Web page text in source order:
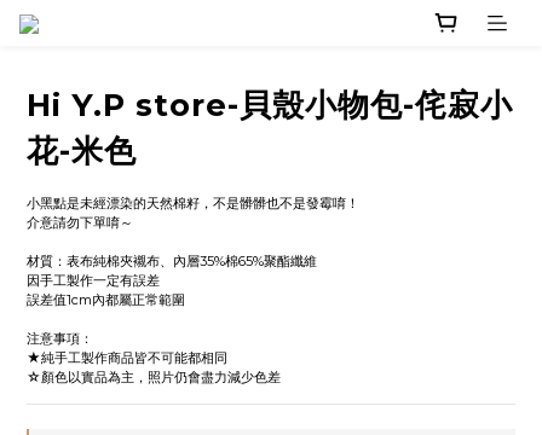
Hi Y.P store-貝殼小物包-侘寂小
花-米色
小黑點是未經漂染的天然棉籽，不是髒髒也不是發霉唷！
介意請勿下單唷～
材質：表布純棉夾襯布、內層35%棉65%聚酯纖維
因手工製作一定有誤差
誤差值1cm內都屬正常範圍
注意事項：
★純手工製作商品皆不可能都相同
☆顏色以實品為主，照片仍會盡力減少色差